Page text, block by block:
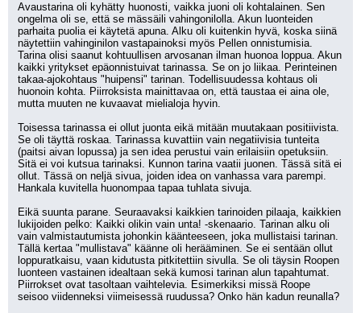
Avaustarina oli kyhätty huonosti, vaikka juoni oli kohtalainen. Sen
ongelma oli se, että se mässäili vahingonilolla. Akun luonteiden
parhaita puolia ei käytetä apuna. Alku oli kuitenkin hyvä, koska siinä
näytettiin vahinginilon vastapainoksi myös Pellen onnistumisia.
Tarina olisi saanut kohtuullisen arvosanan ilman huonoa loppua. Akun
kaikki yritykset epäonnistuivat tarinassa. Se on jo liikaa. Perinteinen
takaa-ajokohtaus "huipensi" tarinan. Todellisuudessa kohtaus oli
huonoin kohta. Piirroksista mainittavaa on, että taustaa ei aina ole,
mutta muuten ne kuvaavat mielialoja hyvin.
Toisessa tarinassa ei ollut juonta eikä mitään muutakaan positiivista.
Se oli täyttä roskaa. Tarinassa kuvattiin vain negatiivisia tunteita
(paitsi aivan lopussa) ja sen idea perustui vain erilaisiin opetuksiin.
Sitä ei voi kutsua tarinaksi. Kunnon tarina vaatii juonen. Tässä sitä ei
ollut. Tässä on neljä sivua, joiden idea on vanhassa vara parempi.
Hankala kuvitella huonompaa tapaa tuhlata sivuja.
Eikä suunta parane. Seuraavaksi kaikkien tarinoiden pilaaja, kaikkien
lukijoiden pelko: Kaikki olikin vain unta! -skenaario. Tarinan alku oli
vain valmistautumista johonkin käänteeseen, joka mullistaisi tarinan.
Tällä kertaa "mullistava" käänne oli herääminen. Se ei sentään ollut
loppuratkaisu, vaan kidutusta pitkitettiin sivulla. Se oli täysin Roopen
luonteen vastainen idealtaan sekä kumosi tarinan alun tapahtumat.
Piirrokset ovat tasoltaan vaihtelevia. Esimerkiksi missä Roope
seisoo viidenneksi viimeisessä ruudussa? Onko hän kadun reunalla?